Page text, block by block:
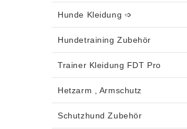
Hunde Kleidung ➩
Hundetraining Zubehör
Trainer Kleidung FDT Pro
Hetzarm , Armschutz
Schutzhund Zubehör